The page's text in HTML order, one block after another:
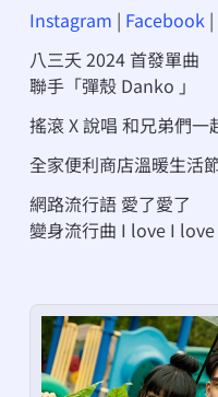
Instagram | Facebook |
八三夭 2024 首發單曲
聯手「彈殼 Danko 」
搖滾 X 說唱 和兄弟們一
全家便利商店溫暖生活
網路流行語 愛了愛了
變身流行曲 I love I love